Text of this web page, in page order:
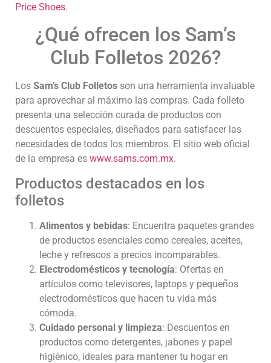
Price Shoes.
¿Qué ofrecen los Sam’s
Club Folletos 2026?
Los Sam’s Club Folletos son una herramienta invaluable
para aprovechar al máximo las compras. Cada folleto
presenta una selección curada de productos con
descuentos especiales, diseñados para satisfacer las
necesidades de todos los miembros. El sitio web oficial
de la empresa es www.sams.com.mx.
Productos destacados en los
folletos
Alimentos y bebidas: Encuentra paquetes grandes
de productos esenciales como cereales, aceites,
leche y refrescos a precios incomparables.
Electrodomésticos y tecnología: Ofertas en
artículos como televisores, laptops y pequeños
electrodomésticos que hacen tu vida más
cómoda.
Cuidado personal y limpieza: Descuentos en
productos como detergentes, jabones y papel
higiénico, ideales para mantener tu hogar en